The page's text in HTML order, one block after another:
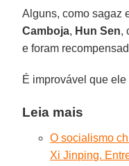
Alguns, como sagaz
Camboja, Hun Sen,
e foram
É improvável que
Leia mais
O socialismo
Xi Jinping.